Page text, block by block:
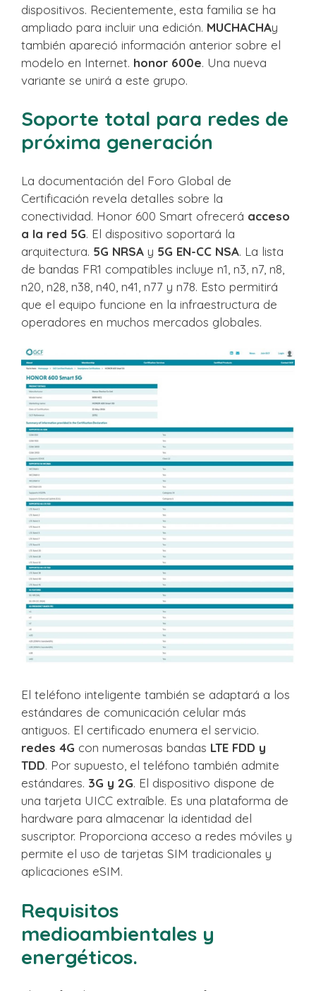
dispositivos. Recientemente, esta familia se ha
ampliado para incluir una edición. MUCHACHAy
también apareció información anterior sobre el
modelo en Internet. honor 600e. Una nueva
variante se unirá a este grupo.
Soporte total para redes de
próxima generación
La documentación del Foro Global de
Certificación revela detalles sobre la
conectividad. Honor 600 Smart ofrecerá acceso
a la red 5G. El dispositivo soportará la
arquitectura. 5G NRSA y 5G EN-CC NSA. La lista
de bandas FR1 compatibles incluye n1, n3, n7, n8,
n20, n28, n38, n40, n41, n77 y n78. Esto permitirá
que el equipo funcione en la infraestructura de
operadores en muchos mercados globales.
El teléfono inteligente también se adaptará a los
estándares de comunicación celular más
antiguos. El certificado enumera el servicio.
redes 4G con numerosas bandas LTE FDD y
TDD. Por supuesto, el teléfono también admite
estándares. 3G y 2G. El dispositivo dispone de
una tarjeta UICC extraíble. Es una plataforma de
hardware para almacenar la identidad del
suscriptor. Proporciona acceso a redes móviles y
permite el uso de tarjetas SIM tradicionales y
aplicaciones eSIM.
Requisitos
medioambientales y
energéticos.